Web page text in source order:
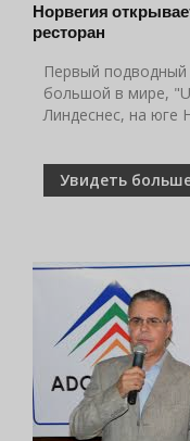
Норвегия
ресторан
Первый
большой в мире,
Линдеснес, на юге
Увидеть